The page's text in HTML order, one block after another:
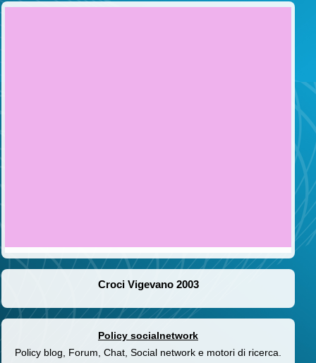
Croci Vigevano 2003
Policy socialnetwork
Policy blog, Forum, Chat, Social network e motori di ricerca.